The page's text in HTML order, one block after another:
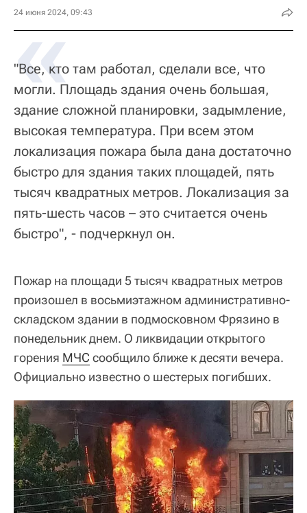
24 июня 2024, 09:43
«
"Все, кто там работал, сделали все, что
могли. Площадь здания очень большая,
здание сложной планировки, задымление,
высокая температура. При всем этом
локализация пожара была дана достаточно
быстро для здания таких площадей, пять
тысяч квадратных метров. Локализация за
пять-шесть часов – это считается очень
быстро", - подчеркнул он.
Пожар на площади 5 тысяч квадратных метров
произошел в восьмиэтажном административно-
складском здании в подмосковном Фрязино в
понедельник днем. О ликвидации открытого
горения МЧС сообщило ближе к десяти вечера.
Официально известно о шестерых погибших.